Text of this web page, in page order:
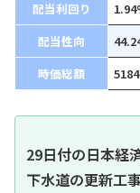
配当利回り
配当性向
時価総額
29日付の日本経
下水道の更新工